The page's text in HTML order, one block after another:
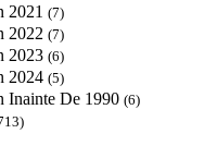
2021 (7)
2022 (7)
2023 (6)
2024 (5)
Inainte De 1990 (6)